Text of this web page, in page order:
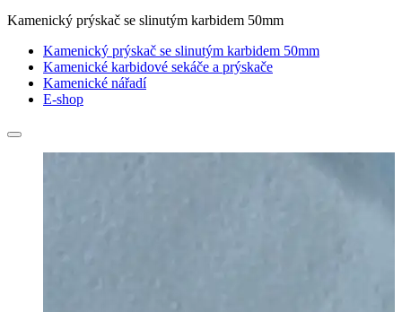
Kamenický prýskač se slinutým karbidem 50mm
Kamenický prýskač se slinutým karbidem 50mm
Kamenické karbidové sekáče a prýskače
Kamenické nářadí
E-shop